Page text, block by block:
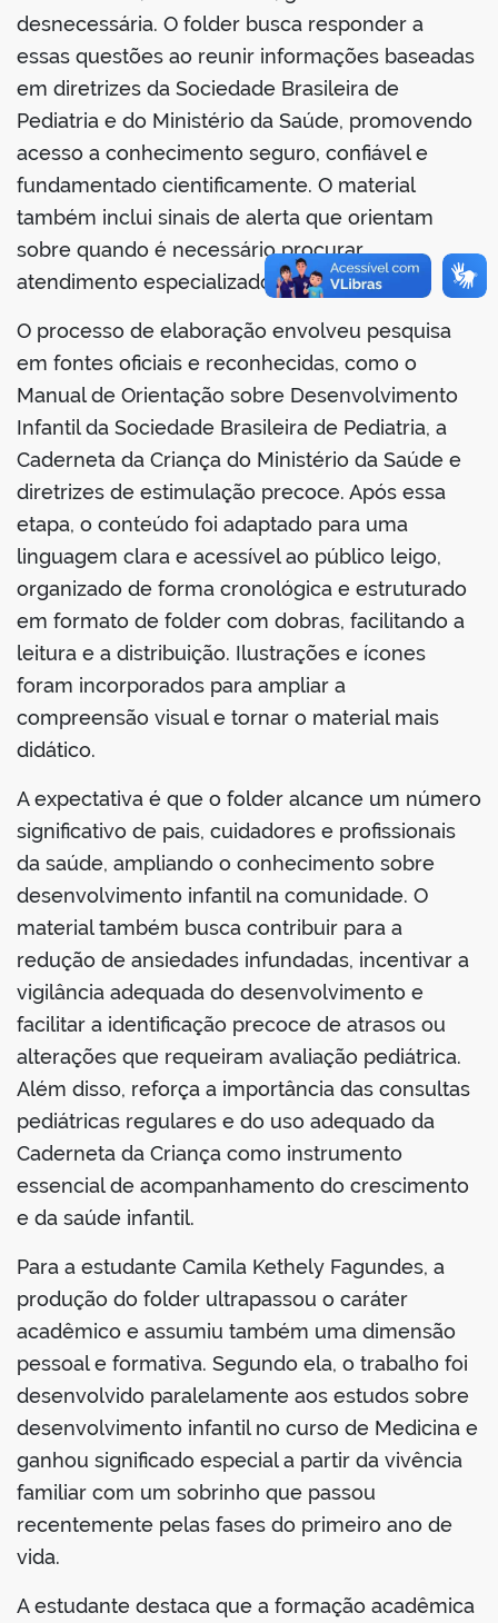
desnecessária. O folder busca responder a
essas questões ao reunir informações baseadas
em diretrizes da Sociedade Brasileira de
Pediatria e do Ministério da Saúde, promovendo
acesso a conhecimento seguro, confiável e
fundamentado cientificamente. O material
também inclui sinais de alerta que orientam
sobre quando é necessário procurar
atendimento especializado.
O processo de elaboração envolveu pesquisa
em fontes oficiais e reconhecidas, como o
Manual de Orientação sobre Desenvolvimento
Infantil da Sociedade Brasileira de Pediatria, a
Caderneta da Criança do Ministério da Saúde e
diretrizes de estimulação precoce. Após essa
etapa, o conteúdo foi adaptado para uma
linguagem clara e acessível ao público leigo,
organizado de forma cronológica e estruturado
em formato de folder com dobras, facilitando a
leitura e a distribuição. Ilustrações e ícones
foram incorporados para ampliar a
compreensão visual e tornar o material mais
didático.
A expectativa é que o folder alcance um número
significativo de pais, cuidadores e profissionais
da saúde, ampliando o conhecimento sobre
desenvolvimento infantil na comunidade. O
material também busca contribuir para a
redução de ansiedades infundadas, incentivar a
vigilância adequada do desenvolvimento e
facilitar a identificação precoce de atrasos ou
alterações que requeiram avaliação pediátrica.
Além disso, reforça a importância das consultas
pediátricas regulares e do uso adequado da
Caderneta da Criança como instrumento
essencial de acompanhamento do crescimento
e da saúde infantil.
Para a estudante Camila Kethely Fagundes, a
produção do folder ultrapassou o caráter
acadêmico e assumiu também uma dimensão
pessoal e formativa. Segundo ela, o trabalho foi
desenvolvido paralelamente aos estudos sobre
desenvolvimento infantil no curso de Medicina e
ganhou significado especial a partir da vivência
familiar com um sobrinho que passou
recentemente pelas fases do primeiro ano de
vida.
A estudante destaca que a formação acadêmica